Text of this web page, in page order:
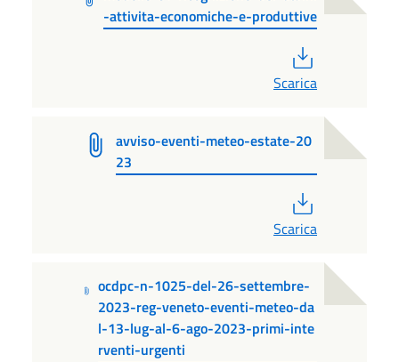
-attivita-economiche-e-produttive
Scarica
avviso-eventi-meteo-estate-20
23
Scarica
ocdpc-n-1025-del-26-settembre-
2023-reg-veneto-eventi-meteo-da
l-13-lug-al-6-ago-2023-primi-inte
rventi-urgenti